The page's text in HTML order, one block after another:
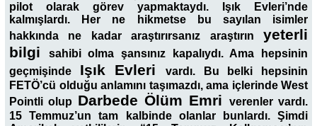
pilot olarak görev yapmaktaydı. Işık Evleri’nde
kalmışlardı. Her ne hikmetse bu sayılan isimler
hakkında ne kadar araştırırsanız araştırın yeterli
bilgi
sahibi olma şansınız kapalıydı. Ama hepsinin
geçmişinde Işık Evlerivardı. Bu belki hepsinin
FETÖ’cü olduğu anlamını taşımazdı, ama içlerinde West
Pointli olup Darbede Ölüm Emri
verenler vardı.
15 Temmuz’un tam kalbinde olanlar bunlardı. Şimdi